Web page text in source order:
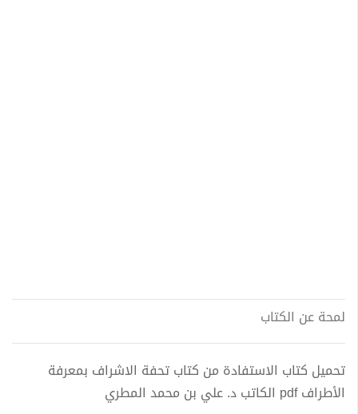
لمحة عن الكتاب
تحميل كتاب الاستفادة من كتاب تحفة الاشراف بمعرفة
الأطراف pdf الكاتب د. علي بن محمد المطري